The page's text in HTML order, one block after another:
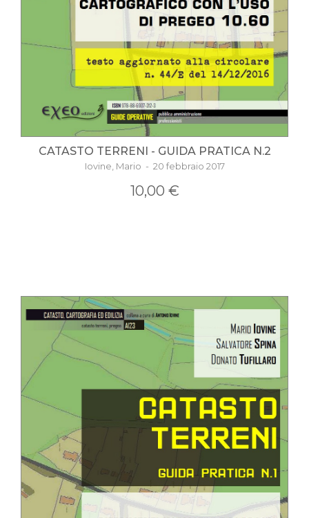
CATASTO TERRENI - GUIDA PRATICA N.2
Iovine, Mario - 20 febbraio 2017
10,00 €